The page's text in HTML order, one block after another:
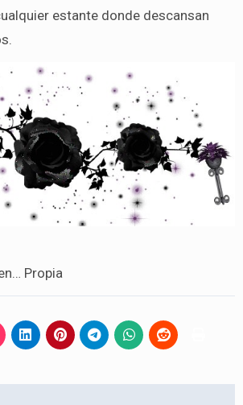
estante donde descansan
Propia